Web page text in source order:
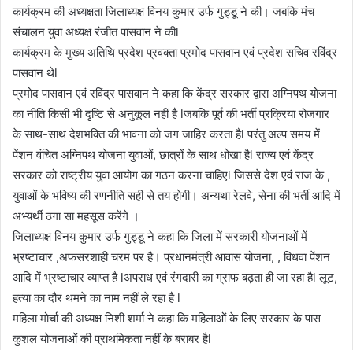
कार्यक्रम की अध्यक्षता जिलाध्यक्ष विनय कुमार उर्फ गुड्डू ने की। जबकि मंच
संचालन युवा अध्यक्ष रंजीत पासवान ने कीl
कार्यक्रम के मुख्य अतिथि प्रदेश प्रवक्ता प्रमोद पासवान एवं प्रदेश सचिव रविंद्र
पासवान थेl
प्रमोद पासवान एवं रविंद्र पासवान ने कहा कि केंद्र सरकार द्वारा अग्निपथ योजना
का नीति किसी भी दृष्टि से अनुकूल नहीं है lजबकि पूर्व की भर्ती प्रक्रिया रोजगार
के साथ-साथ देशभक्ति की भावना को जग जाहिर करता हैl परंतु अल्प समय में
पेंशन वंचित अग्निपथ योजना युवाओं, छात्रों के साथ धोखा हैl राज्य एवं केंद्र
सरकार को राष्ट्रीय युवा आयोग का गठन करना चाहिएl जिससे देश एवं राज के ,
युवाओं के भविष्य की रणनीति सही से तय होगी। अन्यथा रेलवे, सेना की भर्ती आदि में
अभ्यर्थी ठगा सा महसूस करेंगे ।
जिलाध्यक्ष विनय कुमार उर्फ गुड्डू ने कहा कि जिला में सरकारी योजनाओं में
भ्रष्टाचार ,अफसरशाही चरम पर है। प्रधानमंत्री आवास योजना, , विधवा पेंशन
आदि में भ्रष्टाचार व्याप्त है lअपराध एवं रंगदारी का ग्राफ बढ़ता ही जा रहा हैl लूट,
हत्या का दौर थमने का नाम नहीं ले रहा है l
महिला मोर्चा की अध्यक्ष निशी शर्मा ने कहा कि महिलाओं के लिए सरकार के पास
कुशल योजनाओं की प्राथमिकता नहीं के बराबर हैl